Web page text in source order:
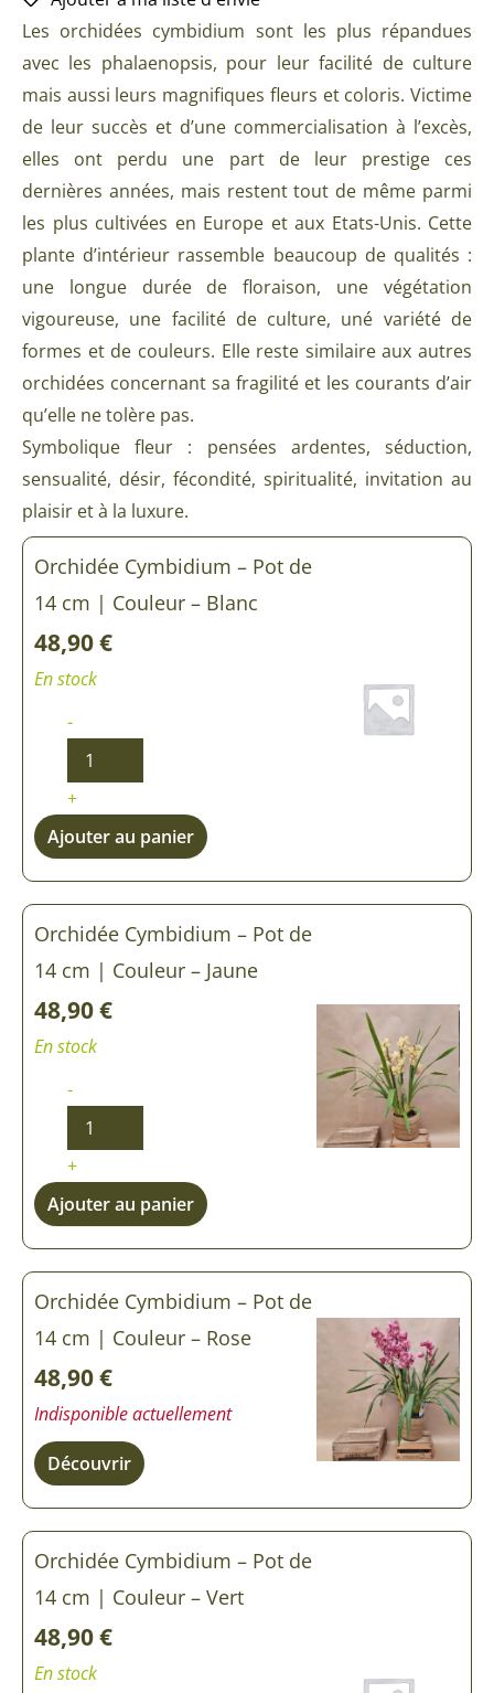
Les orchidées cymbidium sont les plus répandues
avec les phalaenopsis, pour leur facilité de culture
mais aussi leurs magnifiques fleurs et coloris. Victime
de leur succès et d’une commercialisation à l’excès,
elles ont perdu une part de leur prestige ces
dernières années, mais restent tout de même parmi
les plus cultivées en Europe et aux Etats-Unis. Cette
plante d’intérieur rassemble beaucoup de qualités :
une longue durée de floraison, une végétation
vigoureuse, une facilité de culture, uné variété de
formes et de couleurs. Elle reste similaire aux autres
orchidées concernant sa fragilité et les courants d’air
qu’elle ne tolère pas.
Symbolique fleur : pensées ardentes, séduction,
sensualité, désir, fécondité, spiritualité, invitation au
plaisir et à la luxure.
Orchidée Cymbidium – Pot de
14 cm | Couleur – Blanc
48,90€
En stock
-
de
Cymbidium
+
Ajouter au panier
Orchidée Cymbidium – Pot de
14 cm | Couleur – Jaune
48,90€
En stock
-
de
Cymbidium
+
Ajouter au panier
Orchidée Cymbidium – Pot de
14 cm | Couleur – Rose
48,90€
Indisponible actuellement
Découvrir
Orchidée Cymbidium – Pot de
14 cm | Couleur – Vert
48,90€
En stock
de
Cymbidium
de
Cymbidium